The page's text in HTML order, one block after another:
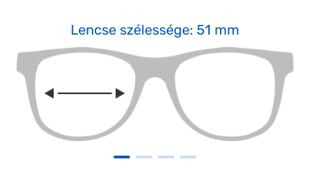
Lencse szélessége: 51 mm